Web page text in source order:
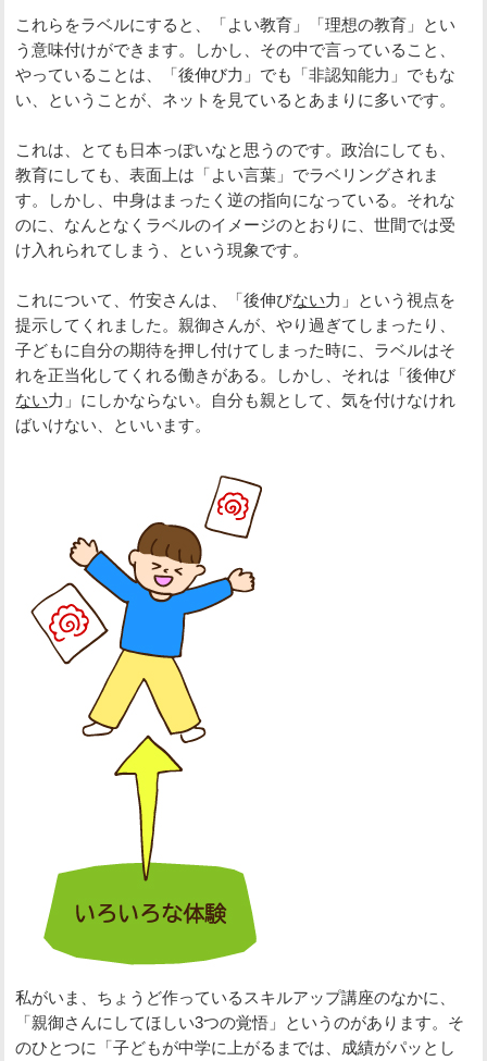
これらをラベルにすると、「よい教育」「理想の教育」とい
う意味付けができます。しかし、その中で言っていること、
やっていることは、「後伸び力」でも「非認知能力」でもな
い、ということが、ネットを見ているとあまりに多いです。
これは、とても日本っぽいなと思うのです。政治にしても、
教育にしても、表面上は「よい言葉」でラベリングされま
す。しかし、中身はまったく逆の指向になっている。それな
のに、なんとなくラベルのイメージのとおりに、世間では受
け入れられてしまう、という現象です。
これについて、竹安さんは、「後伸びない力」という視点を
提示してくれました。親御さんが、やり過ぎてしまったり、
子どもに自分の期待を押し付けてしまった時に、ラベルはそ
れを正当化してくれる働きがある。しかし、それは「後伸び
ない力」にしかならない。自分も親として、気を付けなけれ
ばいけない、といいます。
私がいま、ちょうど作っているスキルアップ講座のなかに、
「親御さんにしてほしい3つの覚悟」というのがあります。そ
のひとつに「子どもが中学に上がるまでは、成績がパッとし